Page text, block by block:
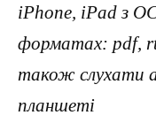
iPhone, iPad з
форматах: pdf,
також слухати
планшеті